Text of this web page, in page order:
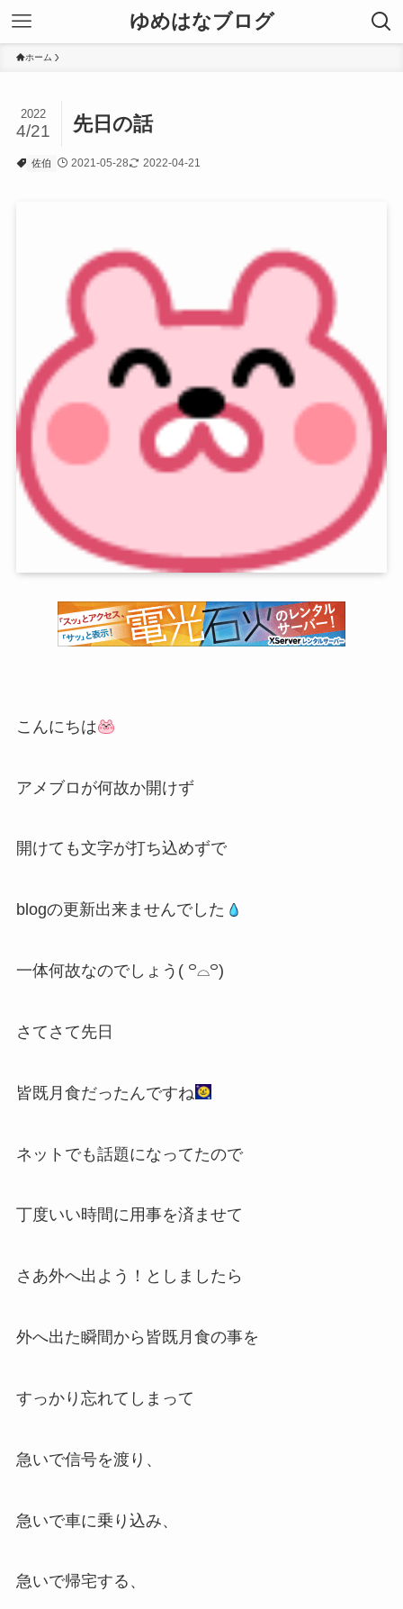
ゆめはなブログ
ホーム
先日の話
2022
4/21
佐伯 2021-05-28 2022-04-21
こんにちは
アメブロが何故か開けず
開けても文字が打ち込めずで
blogの更新出来ませんでした
一体何故なのでしょう( ꒪⌓꒪)
さてさて先日
皆既月食だったんですね
ネットでも話題になってたので
丁度いい時間に用事を済ませて
さあ外へ出よう！としましたら
外へ出た瞬間から皆既月食の事を
すっかり忘れてしまって
急いで信号を渡り、
急いで車に乗り込み、
急いで帰宅する、